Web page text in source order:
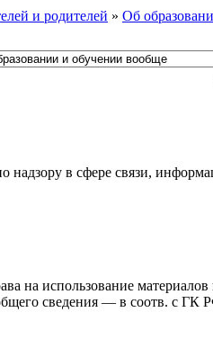
и родителей » Об
в сфере связи,
на использование
сведения — в соотв. с